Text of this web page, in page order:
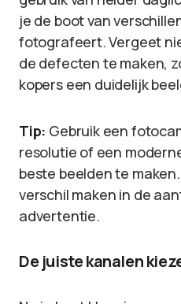
je de boot van
fotografeert. Vergeet
de defecten te maken,
kopers een duidelijk
Tip: Gebruik een
resolutie of een
beste beelden te
verschil maken in de
advertentie.
De juiste kanalen